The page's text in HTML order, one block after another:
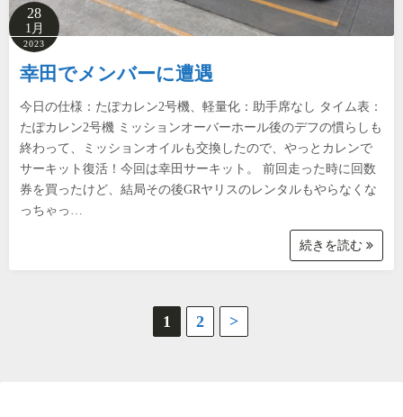
28
1月
2023
幸田でメンバーに遭遇
今日の仕様：たぽカレン2号機、軽量化：助手席なし タイム表：
たぽカレン2号機 ミッションオーバーホール後のデフの慣らしも
終わって、ミッションオイルも交換したので、やっとカレンで
サーキット復活！今回は幸田サーキット。 前回走った時に回数
券を買ったけど、結局その後GRヤリスのレンタルもやらなくな
っちゃっ…
続きを読む
1 2 >